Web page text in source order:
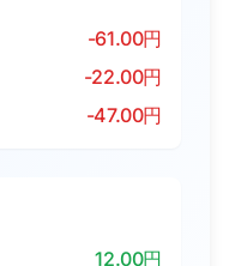
-61.00円
-22.00円
-47.00円
12.00円